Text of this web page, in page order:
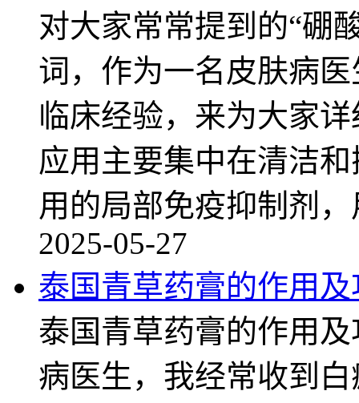
对大家常常提到的“硼
词，作为一名皮肤病
临床经验，来为大家
应用主要集中在清洁
用的局部免疫抑制剂
2025-05-27
泰国青草药膏的作用及
泰国青草药膏的作用
病医生，我经常收到